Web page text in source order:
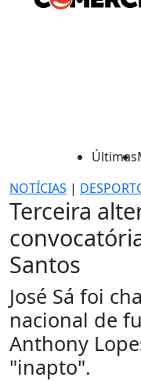
Últimas
NOTÍCIAS |
Terceira
Santos
José Sá foi
nacional de
Anthony
"inapto".